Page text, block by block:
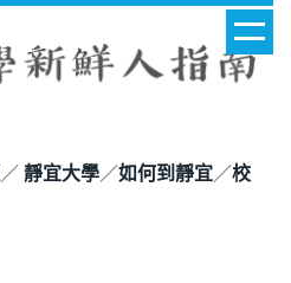
／ 靜宜大學／如何到靜宜／校